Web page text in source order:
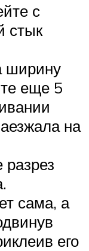
с
стык
ширину
еще 5
на
сама, а
его